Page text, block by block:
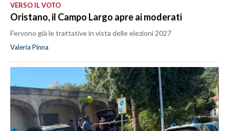
VERSO IL VOTO
Oristano, il Campo Largo apre ai moderati
Fervono già le trattative in vista delle elezioni 2027
Valeria Pinna